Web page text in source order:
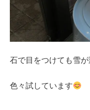
石で目をつけても雪
色々試しています